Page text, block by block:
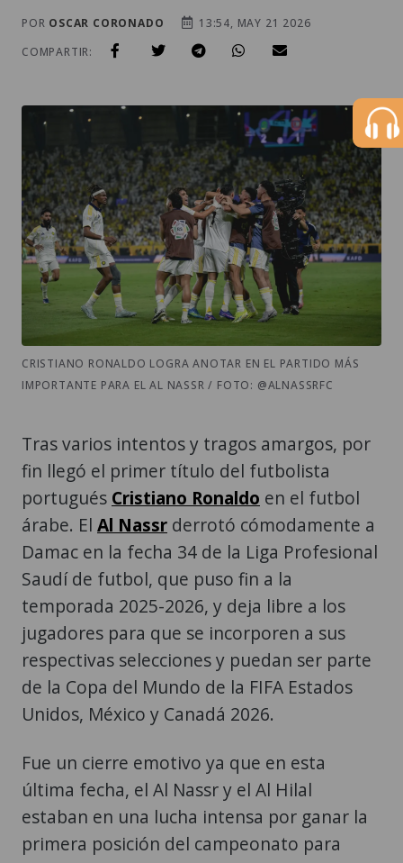
POR OSCAR CORONADO
13:54, MAY 21 2026
COMPARTIR:
CRISTIANO RONALDO LOGRA ANOTAR EN EL PARTIDO MÁS
IMPORTANTE PARA EL AL NASSR / FOTO: @ALNASSRFC
Tras varios intentos y tragos amargos, por
fin llegó el primer título del futbolista
portugués Cristiano Ronaldo en el futbol
árabe. El Al Nassr derrotó cómodamente a
Damac en la fecha 34 de la Liga Profesional
Saudí de futbol, que puso fin a la
temporada 2025-2026, y deja libre a los
jugadores para que se incorporen a sus
respectivas selecciones y puedan ser parte
de la Copa del Mundo de la FIFA Estados
Unidos, México y Canadá 2026.
Fue un cierre emotivo ya que en esta
última fecha, el Al Nassr y el Al Hilal
estaban en una lucha intensa por ganar la
primera posición del campeonato para